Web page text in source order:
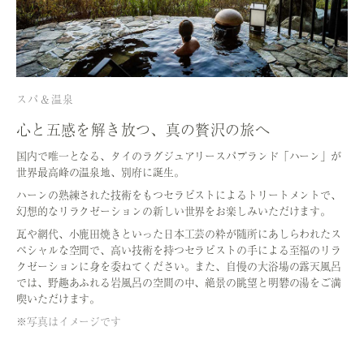
スパ＆温泉
心と五感を解き放つ、 真の贅沢の旅へ
国内で唯一となる、タイのラグジュアリースパブランド「ハーン」が
世界最高峰の温泉地、別府に誕生。
ハーンの熟練された技術をもつセラピストによるトリートメントで、
幻想的なリラクゼーションの新しい世界をお楽しみいただけます。
瓦や網代、小鹿田焼きといった日本工芸の粋が随所にあしらわれたス
ペシャルな空間で、高い技術を持つセラピストの手による至福のリラ
クゼーションに身を委ねてください。また、自慢の大浴場の露天風呂
では、野趣あふれる岩風呂の空間の中、絶景の眺望と明礬の湯をご満
喫いただけます。
※写真はイメージです